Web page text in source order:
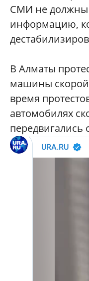
СМИ не должны
информацию,
В Алматы
машины
время
автомобилях
передвигались